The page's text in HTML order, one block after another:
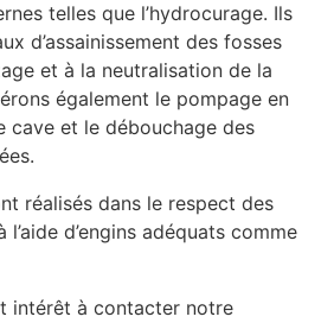
telles que l’hydrocurage. Ils
d’assainissement des fosses
et à la neutralisation de la
également le pompage en
cave et le débouchage des
réalisés dans le respect des
l’aide d’engins adéquats comme
intérêt à contacter notre